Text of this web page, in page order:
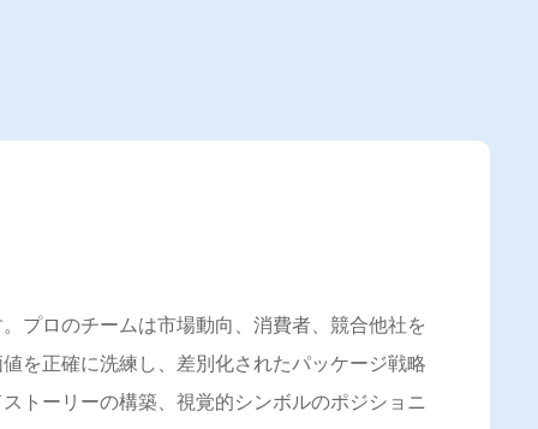
プロのチームは市場動向、消費者、競合他社を
を正確に洗練し、差別化されたパッケージ戦略
トーリーの構築、視覚的シンボルのポジショニ